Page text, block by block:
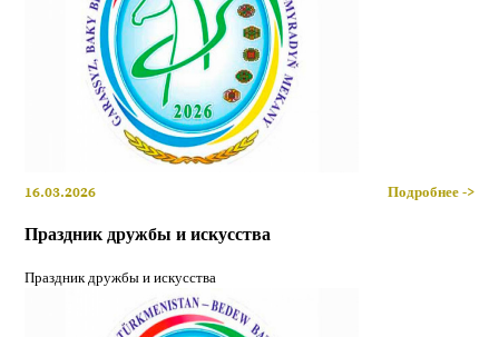
16.03.2026 Подробнее ->
Праздник дружбы и искусства
Праздник дружбы и искусства